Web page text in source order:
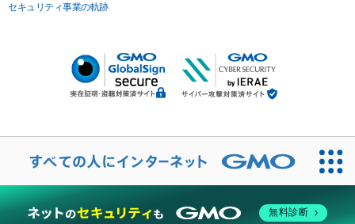
セキュリティ事業の軌跡
無料診断